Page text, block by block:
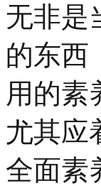
无非是
的东西
用的素
尤其应
全面素